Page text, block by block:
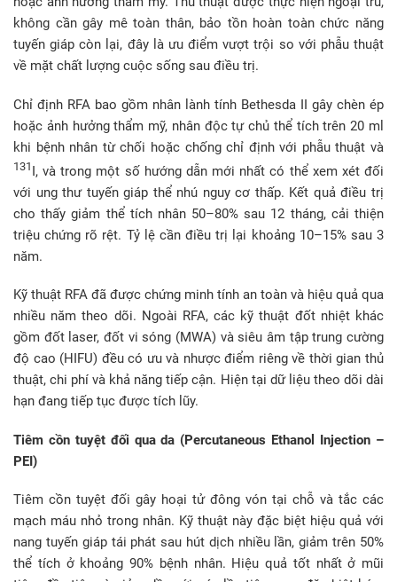
không cần gây mê toàn thân, bảo tồn hoàn toàn chức năng
tuyến giáp còn lại, đây là ưu điểm vượt trội so với phẫu thuật
về mặt chất lượng cuộc sống sau điều trị.
Chỉ định RFA bao gồm nhân lành tính Bethesda II gây chèn ép
hoặc ảnh hưởng thẩm mỹ, nhân độc tự chủ thể tích trên 20 ml
khi bệnh nhân từ chối hoặc chống chỉ định với phẫu thuật và
131 I, và trong một số hướng dẫn mới nhất có thể xem xét đối
với ung thư tuyến giáp thể nhú nguy cơ thấp. Kết quả điều trị
cho thấy giảm thể tích nhân 50–80% sau 12 tháng, cải thiện
triệu chứng rõ rệt. Tỷ lệ cần điều trị lại khoảng 10–15% sau 3
năm.
Kỹ thuật RFA đã được chứng minh tính an toàn và hiệu quả qua
nhiều năm theo dõi. Ngoài RFA, các kỹ thuật đốt nhiệt khác
gồm đốt laser, đốt vi sóng (MWA) và siêu âm tập trung cường
độ cao (HIFU) đều có ưu và nhược điểm riêng về thời gian thủ
thuật, chi phí và khả năng tiếp cận. Hiện tại dữ liệu theo dõi dài
hạn đang tiếp tục được tích lũy.
Tiêm cồn tuyệt đối qua da (Percutaneous Ethanol Injection –
PEI)
Tiêm cồn tuyệt đối gây hoại tử đông vón tại chỗ và tắc các
mạch máu nhỏ trong nhân. Kỹ thuật này đặc biệt hiệu quả với
nang tuyến giáp tái phát sau hút dịch nhiều lần, giảm trên 50%
thể tích ở khoảng 90% bệnh nhân. Hiệu quả tốt nhất ở mũi